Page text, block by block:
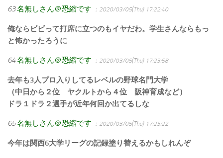
63名無しさん＠恐縮です ：2020/03/05(Thu) 17:22:40
俺ならビビって打席に立つのもイヤだわ。学生さんならもっ
と怖かったろうに
64名無しさん＠恐縮です ：2020/03/05(Thu) 17:23:58
去年も3人プロ入りしてるレベルの野球名門大学
（中日から２位 ヤクルトから４位 阪神育成など）
ドラ１ドラ２選手が近年何回か出てるしな
65名無しさん＠恐縮です ：2020/03/05(Thu) 17:25:22
今年は関西6大学リーグの記録塗り替えるかもしれんぞ